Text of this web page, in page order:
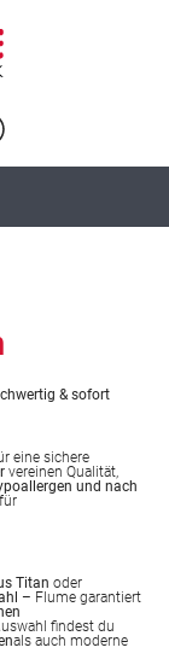
& sofort
eine sichere
vereinen Qualität,
und nach
Titan oder
– Flume garantiert
findest du
als auch moderne